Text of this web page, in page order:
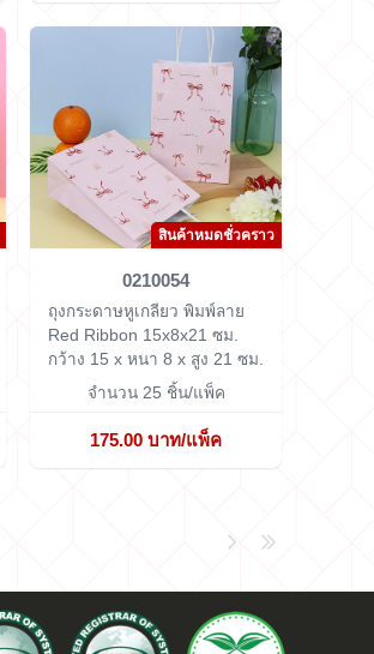
สินค้าหมดชั่วคราว
0210054
ถุงกระดาษหูเกลียว พิมพ์ลาย
Red Ribbon 15x8x21 ซม.
กว้าง 15 x หนา 8 x สูง 21 ซม.
จำนวน 25 ชิ้น/แพ็ค
175.00 บาท/แพ็ค